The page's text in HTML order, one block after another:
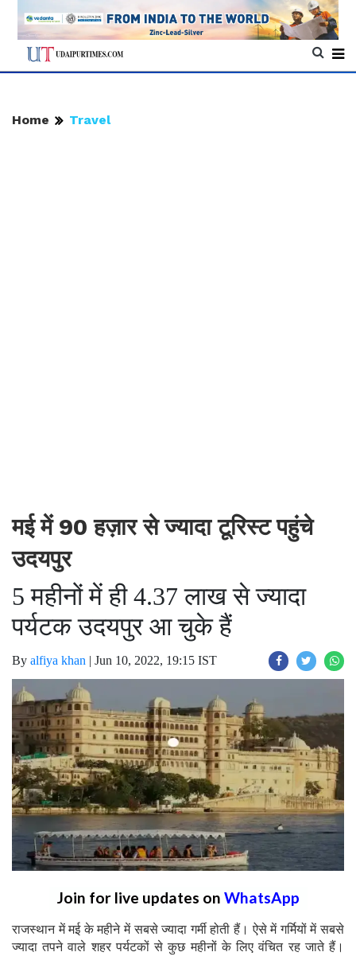
Home Travel
मई में 90 हज़ार से ज्यादा टूरिस्ट पहुंचे
उदयपुर
5 महीनों में ही 4.37 लाख से ज्यादा
पर्यटक उदयपुर आ चुके हैं
By alfiya khan | Jun 10, 2022, 19:15 IST
Join for live updates on WhatsApp
राजस्थान में मई के महीने में सबसे ज्यादा गर्मी होती हैं। ऐसे में गर्मियों में सबसे
ज्यादा तपने वाले शहर पर्यटकों से कुछ महीनों के लिए वंचित रह जाते हैं।